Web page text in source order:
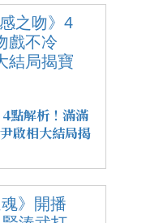
點解析！滿滿
啟相大結局揭